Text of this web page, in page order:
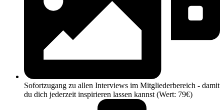
Sofortzugang zu allen Interviews im Mitgliederbereich - damit
du dich jederzeit inspirieren lassen kannst (Wert: 79€)